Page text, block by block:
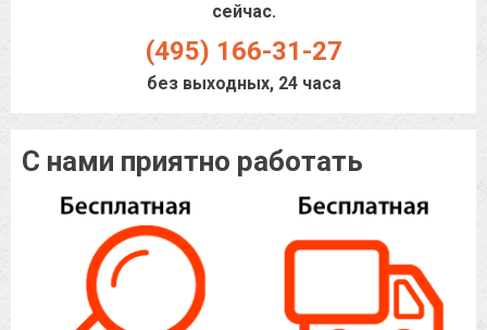
сейчас.
(495) 166-31-27
без выходных, 24 часа
С нами приятно работать